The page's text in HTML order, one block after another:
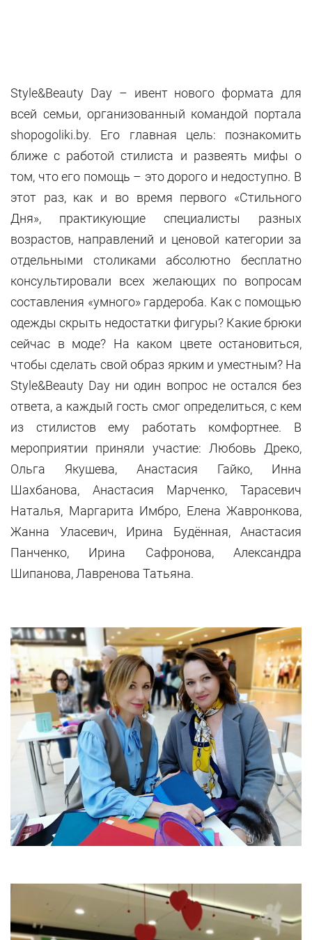
Style&Beauty Day – ивент нового формата для
всей семьи, организованный командой портала
shopogoliki.by. Его главная цель: познакомить
ближе с работой стилиста и развеять мифы о
том, что его помощь – это дорого и недоступно. В
этот раз, как и во время первого «Стильного
Дня», практикующие специалисты разных
возрастов, направлений и ценовой категории за
отдельными столиками абсолютно бесплатно
консультировали всех желающих по вопросам
составления «умного» гардероба. Как с помощью
одежды скрыть недостатки фигуры? Какие брюки
сейчас в моде? На каком цвете остановиться,
чтобы сделать свой образ ярким и уместным? На
Style&Beauty Day ни один вопрос не остался без
ответа, а каждый гость смог определиться, с кем
из стилистов ему работать комфортнее. В
мероприятии приняли участие: Любовь Дреко,
Ольга Якушева, Анастасия Гайко, Инна
Шахбанова, Анастасия Марченко, Тарасевич
Наталья, Маргарита Имбро, Елена Жавронкова,
Жанна Уласевич, Ирина Будённая, Анастасия
Панченко, Ирина Сафронова, Александра
Шипанова, Лавренова Татьяна.